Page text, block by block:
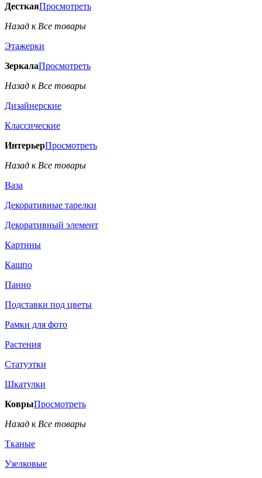
ДесткаяПросмотреть
Назад к Все товары
Этажерки
ЗеркалаПросмотреть
Назад к Все товары
Дизайнерские
Классические
ИнтерьерПросмотреть
Назад к Все товары
Ваза
Декоративные тарелки
Декоративный элемент
Картины
Кашпо
Панно
Подставки под цветы
Рамки для фото
Растения
Статуэтки
Шкатулки
КоврыПросмотреть
Назад к Все товары
Тканые
Узелковые